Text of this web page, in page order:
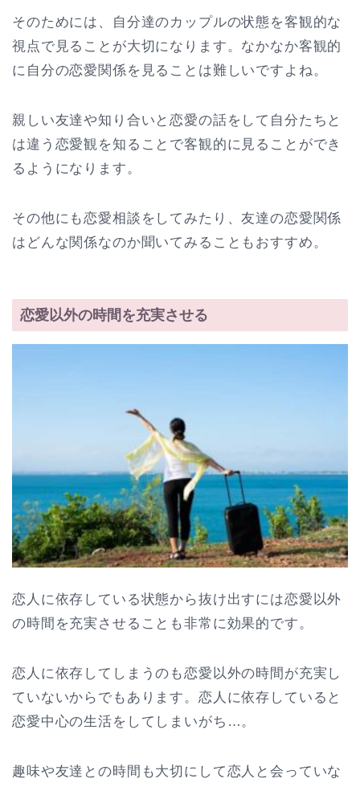
そのためには、自分達のカップルの状態を客観的な
視点で見ることが大切になります。なかなか客観的
に自分の恋愛関係を見ることは難しいですよね。
親しい友達や知り合いと恋愛の話をして自分たちと
は違う恋愛観を知ることで客観的に見ることができ
るようになります。
その他にも恋愛相談をしてみたり、友達の恋愛関係
はどんな関係なのか聞いてみることもおすすめ。
恋愛以外の時間を充実させる
恋人に依存している状態から抜け出すには恋愛以外
の時間を充実させることも非常に効果的です。
恋人に依存してしまうのも恋愛以外の時間が充実し
ていないからでもあります。恋人に依存していると
恋愛中心の生活をしてしまいがち…。
趣味や友達との時間も大切にして恋人と会っていな